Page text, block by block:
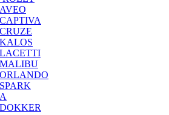
AVEO
CAPTIVA
CRUZE
KALOS
LACETTI
MALIBU
ORLANDO
SPARK
DOKKER